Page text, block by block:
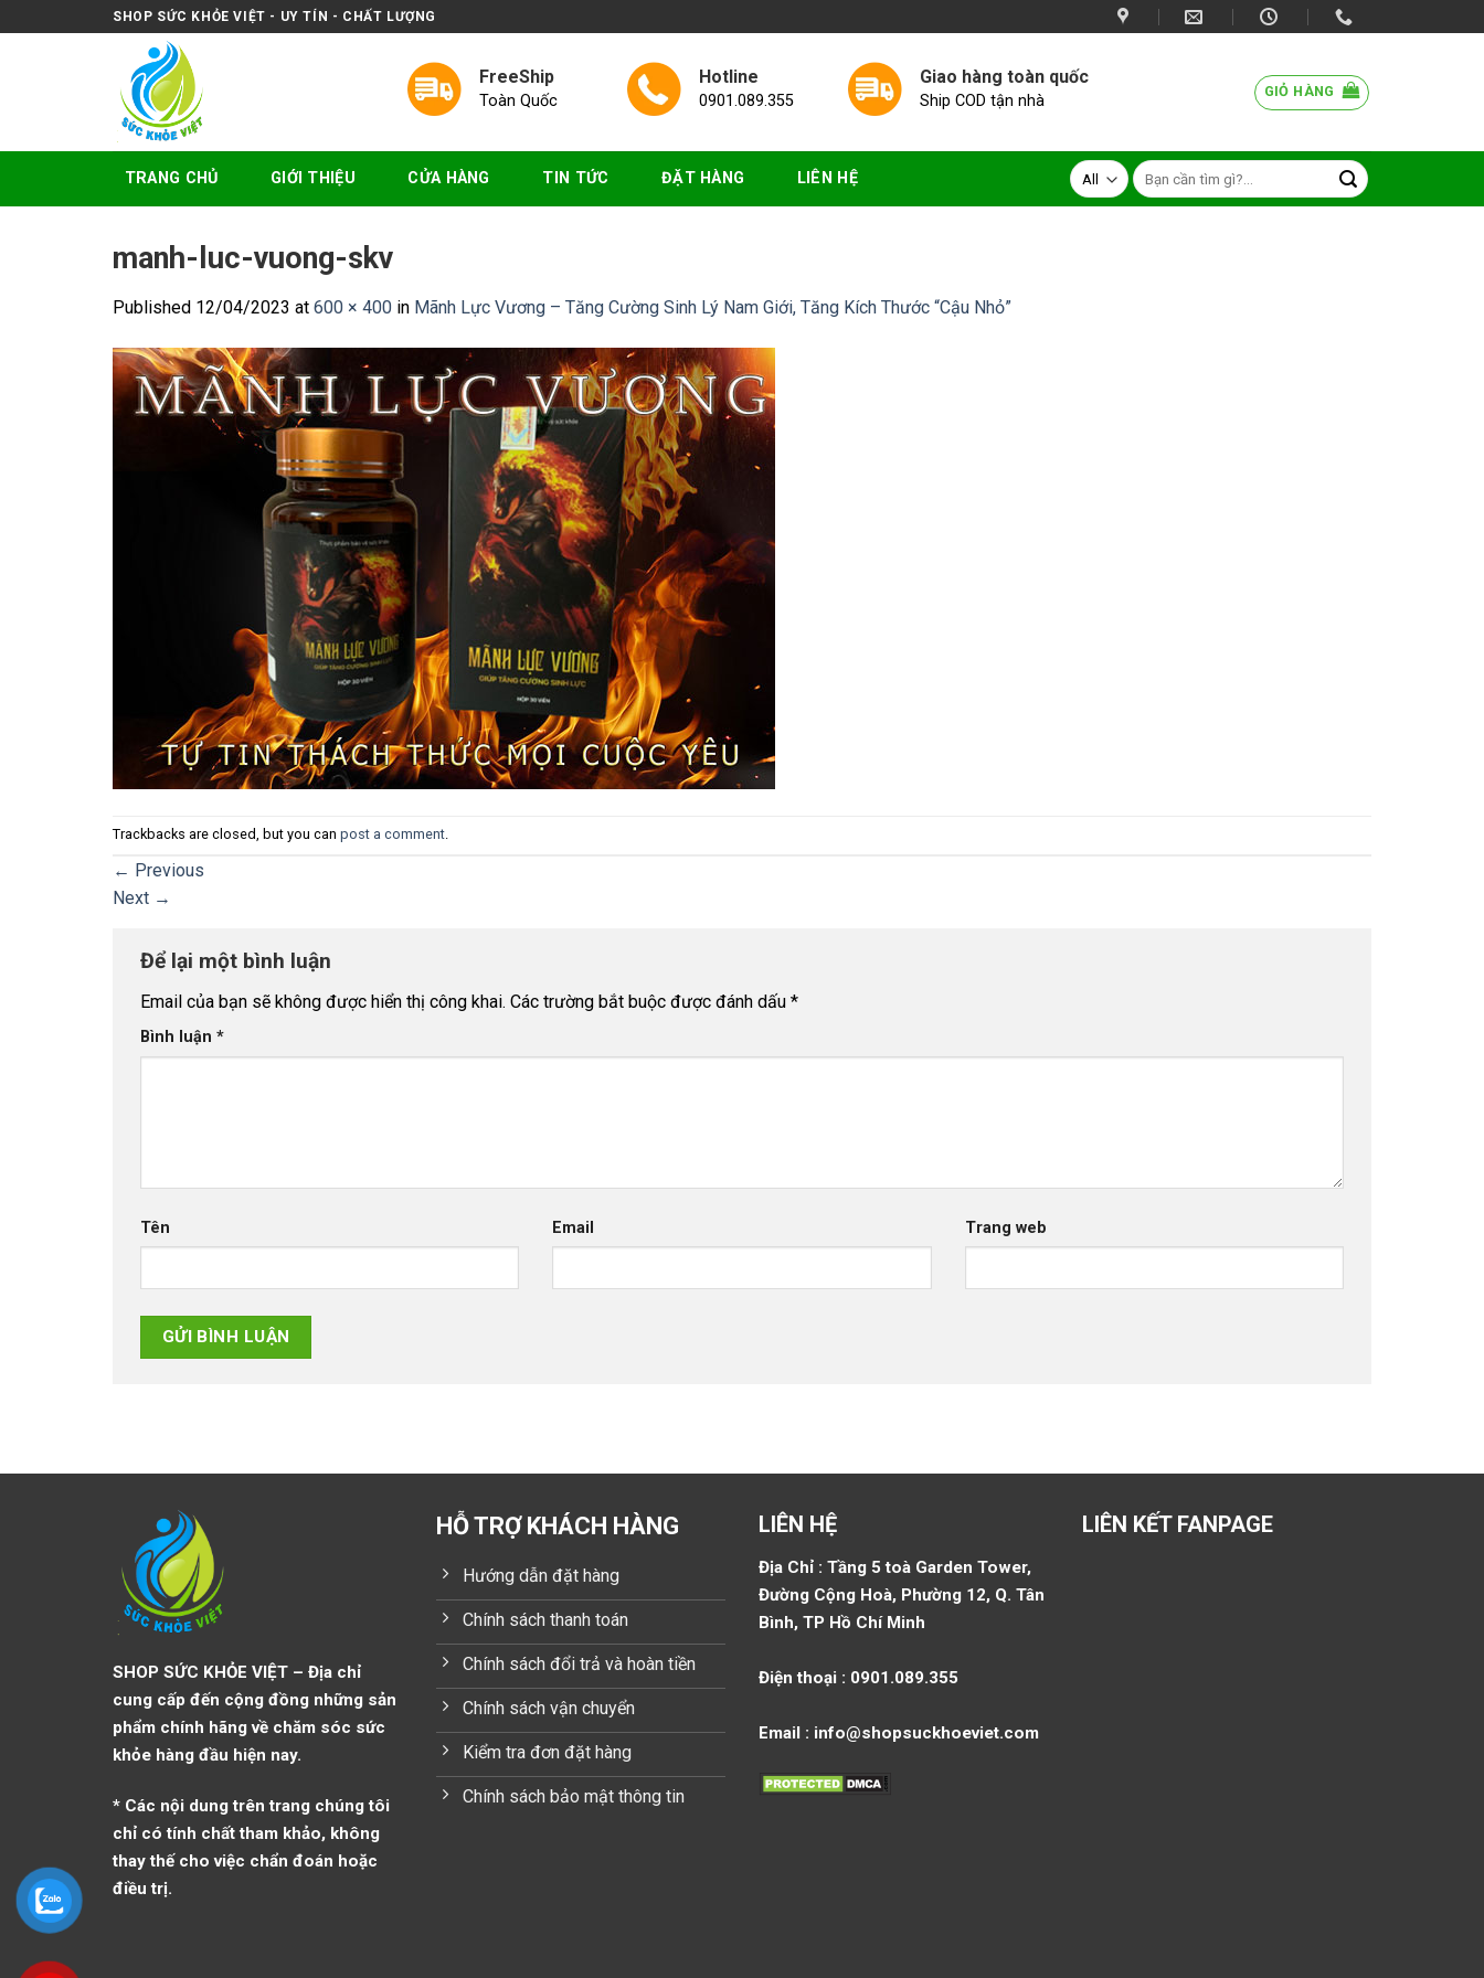
to
SHOP SỨC KHỎE VIỆT - UY TÍN - CHẤT LƯỢNG
FreeShip
Toàn Quốc
Hotline
0901.089.355
Giao hàng toàn quốc
Ship COD tận nhà
GIỎ HÀNG
TRANG CHỦ GIỚI THIỆU CỬA HÀNG TIN TỨC ĐẶT HÀNG LIÊN HỆ
manh-luc-vuong-skv
Published 12/04/2023 at 600 × 400 in Mãnh Lực Vương – Tăng Cường Sinh Lý Nam Giới, Tăng Kích Thước “Cậu Nhỏ”
Trackbacks are closed, but you can post a comment
← Previous
Next →
Để lại một bình luận
Email của bạn sẽ không được hiển thị công khai. Các trường bắt buộc được đánh dấu *
Bình luận *
Tên Email Trang web
SHOP SỨC KHỎE VIỆT – Địa chỉ
cung cấp đến cộng đồng những sản
phẩm chính hãng về chăm sóc sức
khỏe hàng đầu hiện nay.
* Các nội dung trên trang chúng tôi
chỉ có tính chất tham khảo, không
thay thế cho việc chẩn đoán hoặc
điều trị.
HỖ TRỢ KHÁCH HÀNG
Hướng dẫn đặt hàng
Chính sách thanh toán
Chính sách đổi trả và hoàn tiền
Chính sách vận chuyển
Kiểm tra đơn đặt hàng
Chính sách bảo mật thông tin
LIÊN HỆ
Địa Chỉ : Tầng 5 toà Garden Tower,
Đường Cộng Hoà, Phường 12, Q. Tân
Bình, TP Hồ Chí Minh
Điện thoại : 0901.089.355
Email : info@shopsuckhoeviet.com
LIÊN KẾT FANPAGE